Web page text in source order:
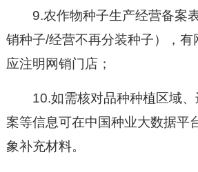
9.农作物种子生产经营备案
销种子/经营不再分装种子），
应注明网销门店；
10.如需核对品种种植区域
案等信息可在中国种业大数据平
象补充材料。